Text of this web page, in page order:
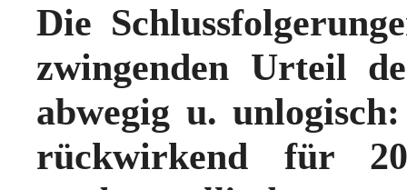
Die
zwingenden Urteil
abwegig u.
rückwirkend für